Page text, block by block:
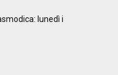
lunedì i